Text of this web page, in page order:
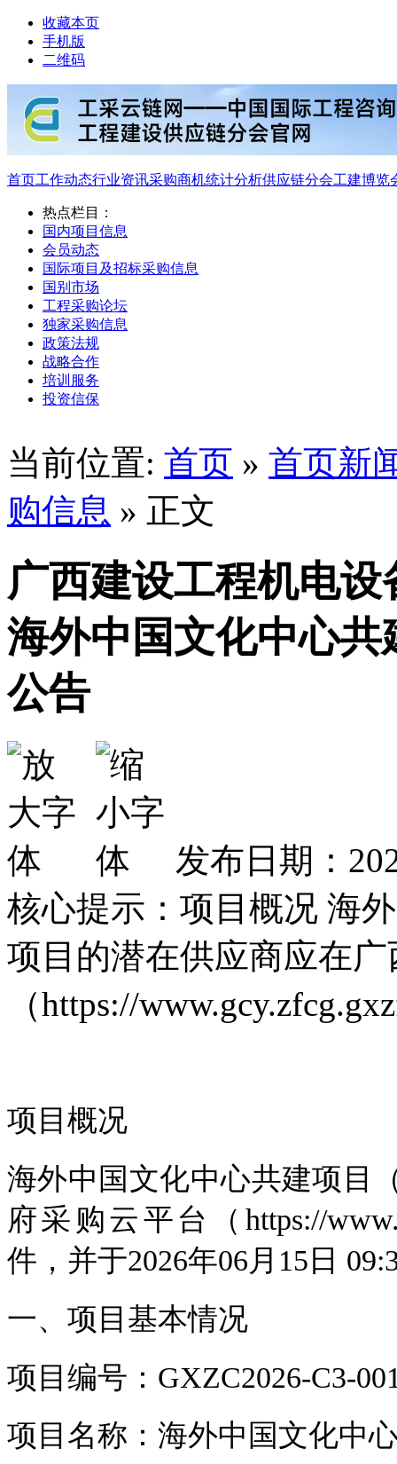
收藏本页
手机版
二维码
首页工作动态行业资讯采购商机统计分析供应链分会工建博览
热点栏目：
国内项目信息
会员动态
国际项目及招标采购信息
国别市场
工程采购论坛
独家采购信息
政策法规
战略合作
培训服务
投资信保
当前位置: 首页 » 首页新
购信息 » 正文
广西建设工程机电
海外中国文化中心
公告
发布日期：
核心提示：项目概况 海
项目的潜在供应商应在
（https://
项目概况
海外中国文化中心共建项目
府采购云平台（https://
件，并于2026年06月15日
一、项目基本情况
项目编号：GXZC2026-C3-
项目名称：海外中国文化中